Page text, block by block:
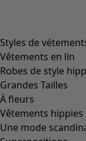
Styles de
Vêtements en lin
Robes de style
Grandes Tailles
À fleurs
Vêtements hippies
Une mode